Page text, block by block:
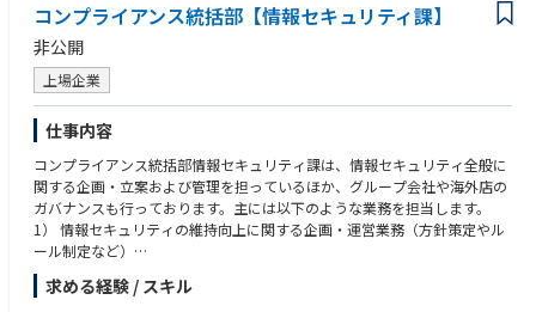
コンプライアンス統括部【情報セキュリティ課】
非公開
上場企業
仕事内容
コンプライアンス統括部情報セキュリティ課は、情報セキュリティ全般に
関する企画・立案および管理を担っているほか、グループ会社や海外店の
ガバナンスも行っております。主には以下のような業務を担当します。
1） 情報セキュリティの維持向上に関する企画・運営業務（方針策定やル
ール制定など）
2）社内で進行する各種案件に対する情報セキュリティに関するアドバイ
ス求める経験 / スキル